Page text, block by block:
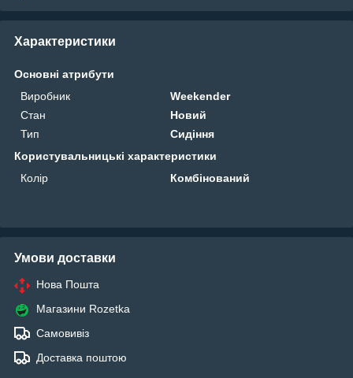
Характеристики
Основні атрибути
Виробник
Weekender
Стан
Новий
Тип
Сидіння
Користувальницькі характеристики
Колір
Комбінований
Умови доставки
Нова Пошта
Магазини Rozetka
Самовивіз
Доставка поштою